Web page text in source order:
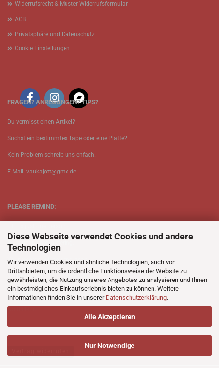
Diese Webseite verwendet Cookies und andere
Technologien
Wir verwenden Cookies und ähnliche Technologien, auch von
Drittanbietern, um die ordentliche Funktionsweise der Website zu
gewährleisten, die Nutzung unseres Angebotes zu analysieren und Ihnen
ein bestmögliches Einkaufserlebnis bieten zu können. Weitere
Informationen finden Sie in unserer Datenschutzerklärung.
Alle Akzeptieren
Nur Notwendige
Widerrufsrecht & Muster-Widerrufsformular
AGB
Privatsphäre und Datenschutz
Cookie Einstellungen
FRAGEN? ANREGUNGEN? TIPS?
Du vermisst einen Artikel?
Suchst ein bestimmtes Tape oder eine Platte?
Kein Problem schreib uns enfach.
E-Mail: vaukajott@gmx.de
PLEASE REMIND:
Be patient when ordering.
Your records will be send asap.
No Discogs.
No Spotify.
No Bullshit.